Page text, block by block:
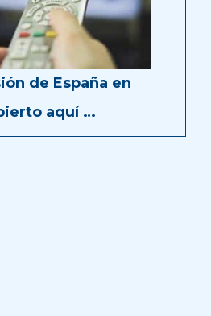
de España en
aquí …